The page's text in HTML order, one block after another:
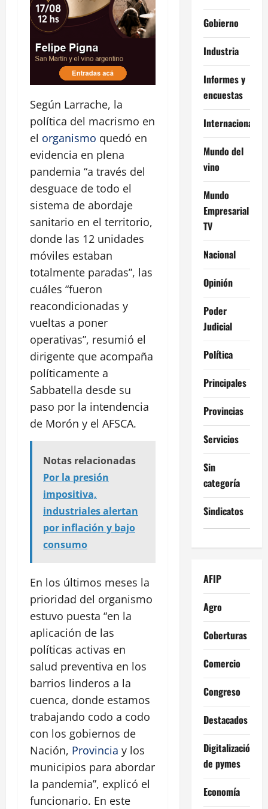
Según Larrache, la
política del macrismo en
el organismo quedó en
evidencia en plena
pandemia “a través del
desguace de todo el
sistema de abordaje
sanitario en el territorio,
donde las 12 unidades
móviles estaban
totalmente paradas”, las
cuáles “fueron
reacondicionadas y
vueltas a poner
operativas”, resumió el
dirigente que acompaña
políticamente a
Sabbatella desde su
paso por la intendencia
de Morón y el AFSCA.
Notas relacionadas
Por la presión
impositiva,
industriales alertan
por inflación y bajo
consumo
En los últimos meses la
prioridad del organismo
estuvo puesta “en la
aplicación de las
políticas activas en
salud preventiva en los
barrios linderos a la
cuenca, donde estamos
trabajando codo a codo
con los gobiernos de
Nación, Provincia y los
municipios para abordar
la pandemia”, explicó el
funcionario. En este
Gobierno
Industria
Informes y
encuestas
Internacional
Mundo del
vino
Mundo
Empresarial
TV
Nacional
Opinión
Poder
Judicial
Política
Principales
Provincias
Servicios
Sin
categoría
Sindicatos
AFIP
Agro
Coberturas
Comercio
Congreso
Destacados
Digitalización
de pymes
Economía